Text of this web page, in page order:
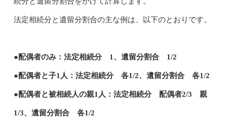
法定相続分と遺留分割合の主な例は、以下のとおりです。
●配偶者のみ：法定相続分 1、遺留分割合 1/2
●配偶者と子1人：法定相続分 各1/2、遺留分割合 各1/2
●配偶者と被相続人の親1人：法定相続分 配偶者2/3 親
1/3、遺留分割合 各1/2